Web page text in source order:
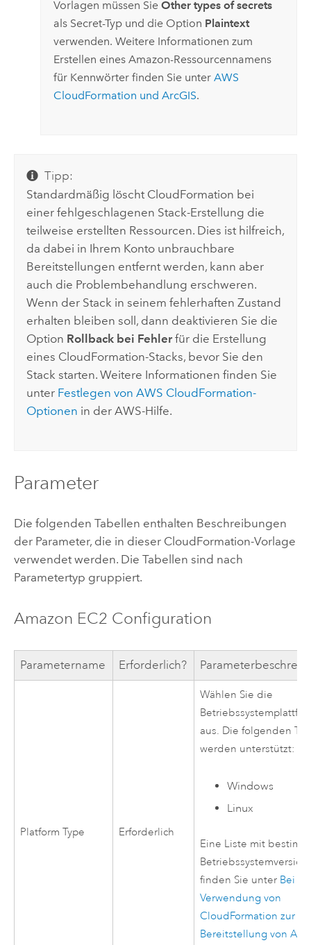
Vorlagen müssen Sie Other types of secrets
als Secret-Typ und die Option Plaintext
verwenden. Weitere Informationen zum
Erstellen eines Amazon-Ressourcennamens
für Kennwörter finden Sie unter AWS
CloudFormation und ArcGIS.
Tipp:
Standardmäßig löscht CloudFormation bei
einer fehlgeschlagenen Stack-Erstellung die
teilweise erstellten Ressourcen. Dies ist hilfreich,
da dabei in Ihrem Konto unbrauchbare
Bereitstellungen entfernt werden, kann aber
auch die Problembehandlung erschweren.
Wenn der Stack in seinem fehlerhaften Zustand
erhalten bleiben soll, dann deaktivieren Sie die
Option Rollback bei Fehler für die Erstellung
eines CloudFormation-Stacks, bevor Sie den
Stack starten. Weitere Informationen finden Sie
unter Festlegen vonAWS CloudFormation-
Optionen in derAWS-Hilfe.
Parameter
Die folgenden Tabellen enthalten Beschreibungen
der Parameter, die in dieser CloudFormation-Vorlage
verwendet werden. Die Tabellen sind nach
Parametertyp gruppiert.
Amazon EC2 Configuration
Parametername Erforderlich?
Platform Type Erforderlich
Wählen Sie die
aus. Die folgenden
werden unterstützt:
Windows
Linux
Eine Liste mit
finden Sie unter Bei
Verwendung von
CloudFormation zur
Bereitstellung von